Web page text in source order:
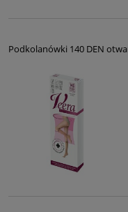
Podkolanówki 140 DEN